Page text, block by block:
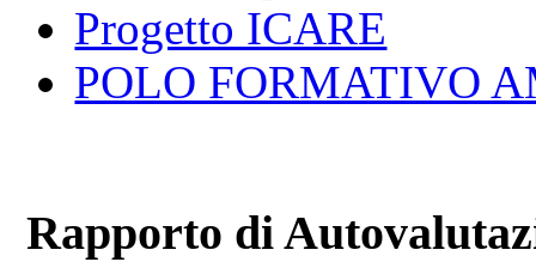
Progetto ICARE
POLO FORMATIVO
Rapporto di